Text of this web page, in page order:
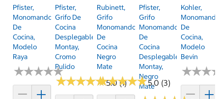
Pfister,
Monomando
De
Cocina,
Modelo
Raya
★★★★★
★★★★★
Pfister,
Grifo De
Cocina
Desplegable
Montay,
Cromo
Pulido
★★★★★
★★★★★5.0 (1)
Rubinett,
Grifo
Monomando
De
Cocina
Negro
Mate
★★★★★
★★★★★5.0 (3)
Pfister,
Grifo
Monomando
De
Cocina
Desplegable
Montay,
Negro
Mate
Kohler,
Monomando
De
Cocina,
Modelo
Bevin
★★★
★★★